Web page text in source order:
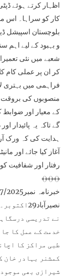
اظہار کرتے ہوئے
کار کو سراہا۔ اس
بلوچستان اسپیشل
و بہبود کے لیے اہم
شعبے میں نئی
کر ان پر عملی کام
فراہمی میں بہتری
منصوبوں کی بروقت
گے تاکہ یہ پائیدار
ہدایت کی کہ ورک
آغاز کیا جائے اور
رفتار اور شفافیت
﴾﴿﴾﴿﴾﴿
خبرنامہ نمبر8207/2025
نے تدریسی
خدمت کے عمل کا
طبی مراکز کا
کمشنر بہادر خان
شیرازی بھی